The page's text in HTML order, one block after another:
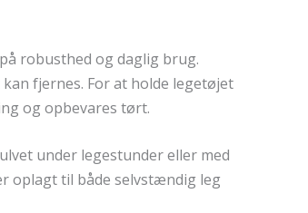
robusthed og daglig brug.
fjernes. For at holde legetøjet
og opbevares tørt.
under legestunder eller med
oplagt til både selvstændig leg